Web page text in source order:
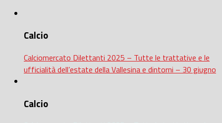
Calcio
Calciomercato Dilettanti 2025 – Tutte le trattative e le
ufficialità dell’estate della Vallesina e dintorni – 30 giugno
Calcio